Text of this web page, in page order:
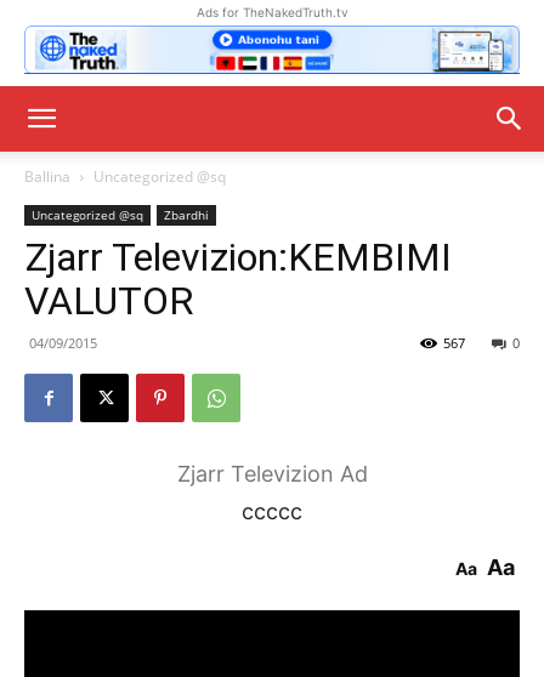
Ads for TheNakedTruth.tv
Ballina Uncategorized @sq
Uncategorized @sq Zbardhi
Zjarr Televizion:KEMBIMI
VALUTOR
04/09/2015 0
567
Zjarr Televizion Ad
ccccc
Aa Aa